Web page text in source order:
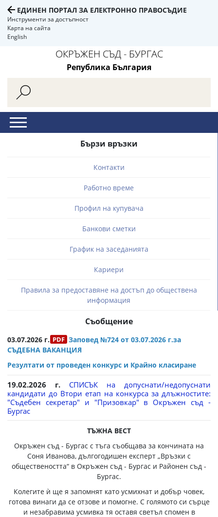
ЕДИНЕН ПОРТАЛ ЗА ЕЛЕКТРОННО ПРАВОСЪДИЕ
Инструменти за достъпност
Карта на сайта
English
ОКРЪЖЕН СЪД - БУРГАС
Република България
Бързи връзки
Контакти
Работно време
Профил на купувача
Банкови сметки
График на заседанията
Кариери
Правила за предоставяне на достъп до обществена
информация
Съобщение
03.07.2026 г.
Заповед №724 от 03.07.2026 г.за
СЪДЕБНА ВАКАНЦИЯ
Резултати от проведен конкурс и Крайно класиране
19.02.2026 г.
СПИСЪК на допуснати/недопуснати
кандидати до Втори етап на конкурса за длъжностите:
"Съдебен секретар" и "Призовкар" в Окръжен съд -
Бургас
ТЪЖНА ВЕСТ
Окръжен съд - Бургас с тъга съобщава за кончината на
Соня Иванова, дългогодишен експерт „Връзки с
обществеността“ в Окръжен съд - Бургас и Районен съд -
Бургас.
Колегите ѝ ще я запомнят като усмихнат и добър човек,
готова винаги да се отзове и помогне. С голямото си сърце
и незабравима усмивка тя оставя светъл спомен в